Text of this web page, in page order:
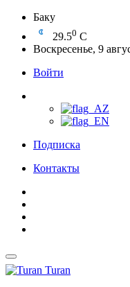
Баку
29.50 C
Воскресенье, 9
Войти
Подписка
Контакты
Turan